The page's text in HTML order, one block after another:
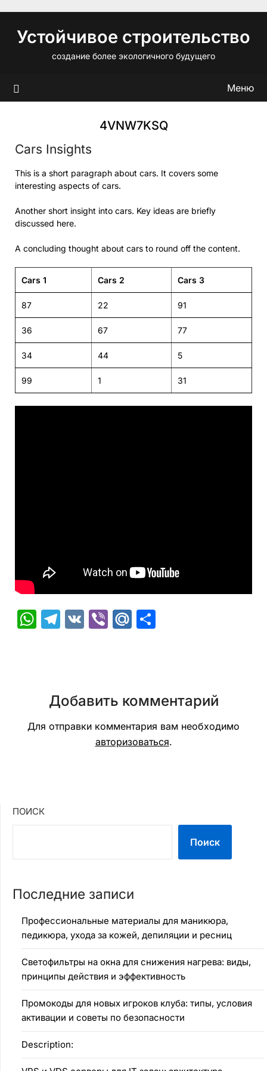
содержимому
Устойчивое строительство
создание более экологичного будущего
Меню
4VNW7KSQ
Cars Insights
This is a short paragraph about cars. It covers some
interesting aspects of cars.
Another short insight into cars. Key ideas are briefly
discussed here.
A concluding thought about cars to round off the content.
Cars 1 Cars 2 Cars 3
87 22 91
36 67 77
34 44 5
99 1 31
WhatsApp
Telegram
VK ViberMail.Ru
Добавить комментарий
Для отправки комментария вам необходимо
авторизоваться.
ПОИСК
Поиск
Последние записи
Профессиональные материалы для маникюра,
педикюра, ухода за кожей, депиляции и ресниц
Светофильтры на окна для снижения нагрева: виды,
принципы действия и эффективность
Промокоды для новых игроков клуба: типы, условия
активации и советы по безопасности
Description: